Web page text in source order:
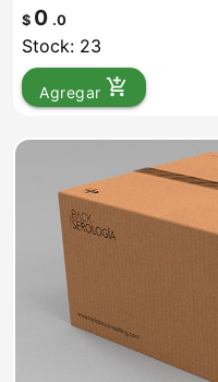
$ 0 .0
Stock: 23
Agregar add_shopping_cart